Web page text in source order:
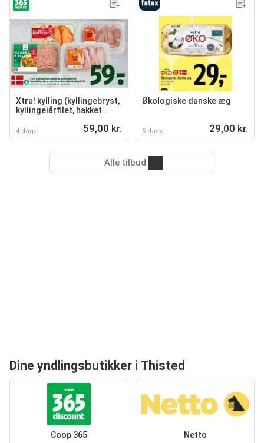
Xtra! kylling (kyllingebryst,
kyllingelårfilet, hakket
4 dage 59,00 kr.
Økologiske danske æg
5 dage 29,00 kr.
Alle tilbud
Dine yndlingsbutikker i Thisted
Coop 365 Netto